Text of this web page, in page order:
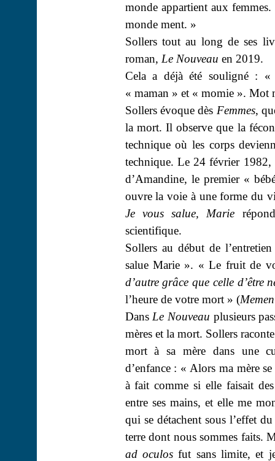
monde appartient aux
monde ment. »
Sollers tout au long de ses
roman, Le Nouveau en 2019.
Cela a déjà été souligné :
« maman » et « momie ». Mot
Sollers évoque dès Femmes,
la mort. Il observe que la
technique où les corps
technique. Le 24 février 1982,
d’Amandine, le premier «
ouvre la voie à une forme du
Je vous salue, Marie
scientifique.
Sollers au début de
salue Marie ». « Le fruit de
d’autre grâce que celle d’être
l’heure de votre mort » (
Dans Le Nouveau plusieurs
mères et la mort. Sollers
mort à sa mère dans une
d’enfance : « Alors ma mère
à fait comme si elle faisait
entre ses mains, et elle me
qui se détachent sous l’effet
terre dont nous sommes faits.
ad oculosfut sans limite, et